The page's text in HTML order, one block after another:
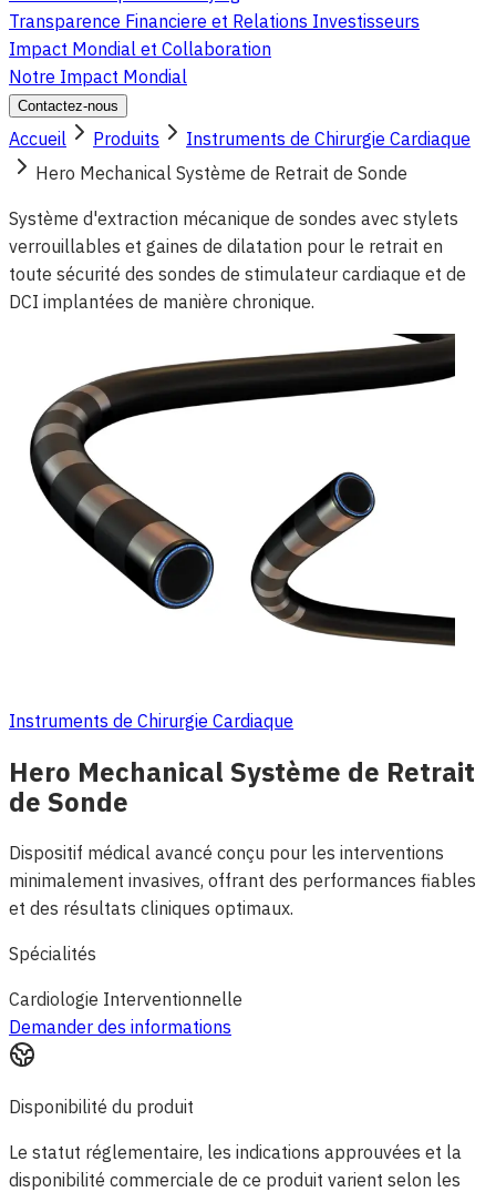
Transparence Financiere et Relations Investisseurs
Impact Mondial et Collaboration
Notre Impact Mondial
Contactez-nous
Accueil Produits
Instruments de Chirurgie Cardiaque
Hero Mechanical Système de Retrait de Sonde
Système d'extraction mécanique de sondes avec stylets
verrouillables et gaines de dilatation pour le retrait en
toute sécurité des sondes de stimulateur cardiaque et de
DCI implantées de manière chronique.
Instruments de Chirurgie Cardiaque
Hero Mechanical Système de Retrait
de Sonde
Dispositif médical avancé conçu pour les interventions
minimalement invasives, offrant des performances fiables
et des résultats cliniques optimaux.
Spécialités
Cardiologie Interventionnelle
Demander des informations
Disponibilité du produit
Le statut réglementaire, les indications approuvées et la
disponibilité commerciale de ce produit varient selon les